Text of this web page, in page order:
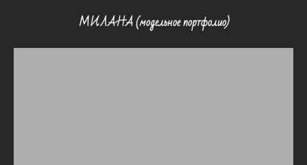
МИЛАНА (модельное портфолио)